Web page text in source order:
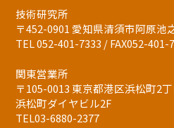
技術研究所
〒452-0901 愛知県清須市阿原池
TEL 052-401-7333 / FAX052-401-
関東営業所
〒105-0013 東京都港区浜松町2
浜松町ダイヤビル2F
TEL03-6880-2377